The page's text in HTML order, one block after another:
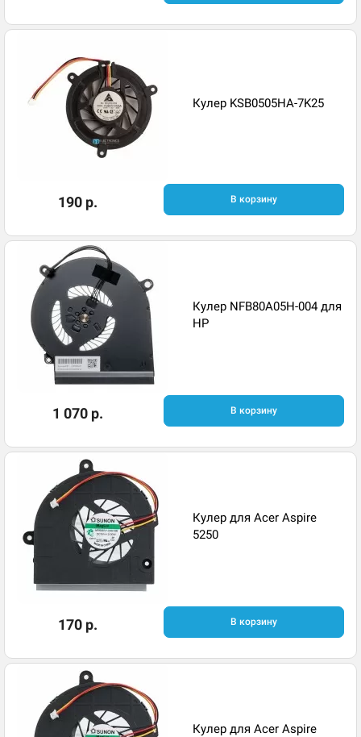
Кулер KSB0505HA-7K25
190 р. В корзину
Кулер NFB80A05H-004 для
HP
1 070 р. В корзину
Кулер для Acer Aspire
5250
170 р. В корзину
Кулер для Acer Aspire